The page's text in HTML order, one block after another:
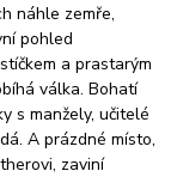
náhle zemře,
pohled
a prastarým
válka. Bohatí
s manžely, učitelé
A prázdné místo,
zaviní